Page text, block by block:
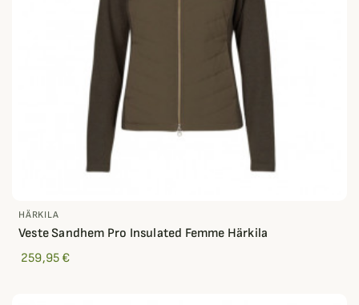
HÄRKILA
Veste Sandhem Pro Insulated Femme Härkila
259,95 €